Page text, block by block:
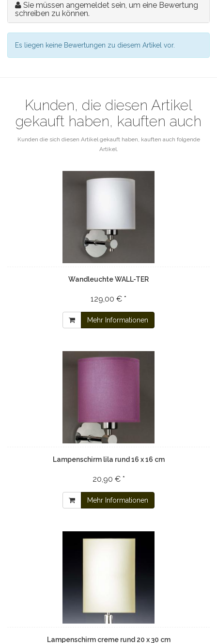
Sie müssen angemeldet sein, um eine Bewertung
schreiben zu können.
Es liegen keine Bewertungen zu diesem Artikel vor.
Kunden, die diesen Artikel
gekauft haben, kauften auch
Kunden die sich diesen Artikel gekauft haben, kauften auch folgende
Artikel.
Wandleuchte WALL-TER
129,00 € *
Mehr Informationen
Lampenschirm lila rund 16 x 16 cm
20,90 € *
Mehr Informationen
Lampenschirm creme rund 20 x 30 cm